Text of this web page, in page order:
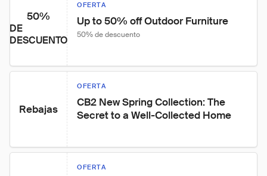
50%
DE
DESCUENTO
OFERTA
Up to 50% off Outdoor Furniture
50% de descuento
Rebajas
OFERTA
CB2 New Spring Collection: The
Secret to a Well-Collected Home
OFERTA